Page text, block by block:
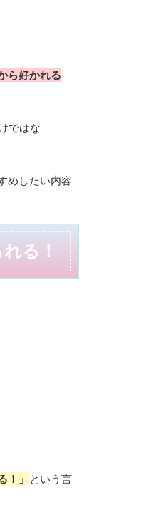
ら好かれる
ではな
めしたい内容
る！
！」 という言